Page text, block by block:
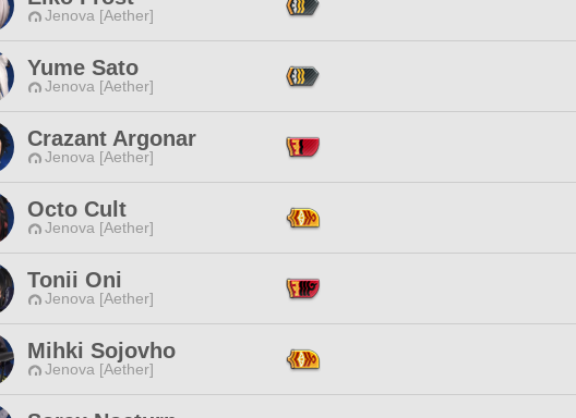
Jenova [Aether]
Yume Sato
Jenova [Aether]
Crazant Argonar
Jenova [Aether]
Octo Cult
Jenova [Aether]
Tonii Oni
Jenova [Aether]
Mihki Sojovho
Jenova [Aether]